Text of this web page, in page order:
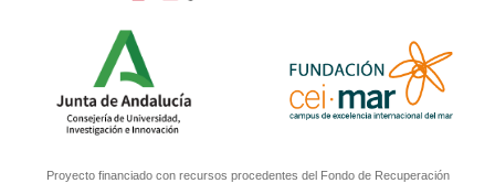
Proyecto financiado con recursos procedentes del Fondo de Recuperación